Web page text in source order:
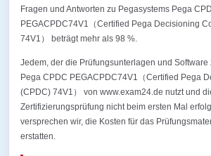
Fragen und Antworten zu Pegasystems Pega
PEGACPDC74V1（Certified Pega Decisioning
74V1） beträgt mehr als 98 %.
Jedem, der die Prüfungsunterlagen und Software
Pega CPDC PEGACPDC74V1（Certified Pega
(CPDC) 74V1） von www.exam24.de nutzt und
Zertifizierungsprüfung nicht beim ersten Mal
versprechen wir, die Kosten für das
erstatten.